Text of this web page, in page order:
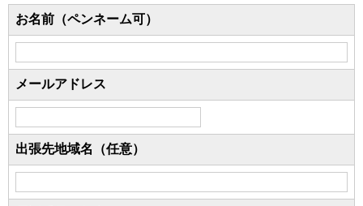
お名前（ペンネーム可）
メールアドレス
出張先地域名（任意）